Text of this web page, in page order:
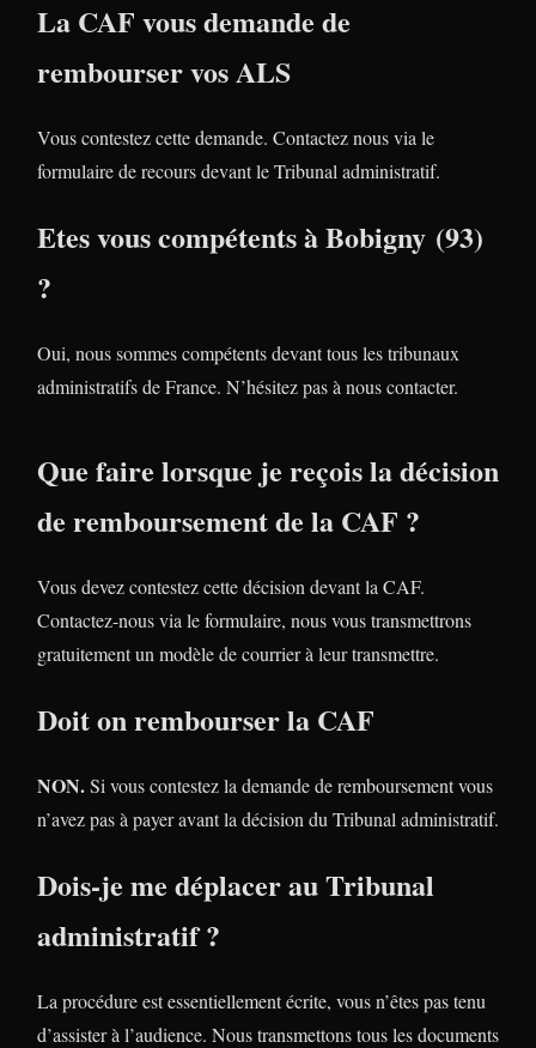
La CAF vous demande de
rembourser vos ALS
Vous contestez cette demande. Contactez nous via le
formulaire de recours devant le Tribunal administratif.
Etes vous compétents à Bobigny (93)
?
Oui, nous sommes compétents devant tous les tribunaux
administratifs de France. N’hésitez pas à nous contacter.
Que faire lorsque je reçois la décision
de remboursement de la CAF ?
Vous devez contestez cette décision devant la CAF.
Contactez-nous via le formulaire, nous vous transmettrons
gratuitement un modèle de courrier à leur transmettre.
Doit on rembourser la CAF
NON.Si vous contestez la demande de remboursement vous
n’avez pas à payer avant la décision du Tribunal administratif.
Dois-je me déplacer au Tribunal
administratif ?
La procédure est essentiellement écrite, vous n’êtes pas tenu
d’assister à l’audience. Nous transmettons tous les documents